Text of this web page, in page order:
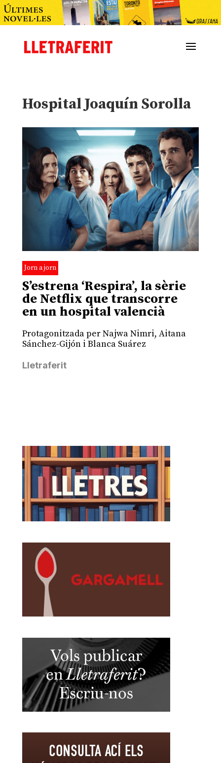
Hospital Joaquín Sorolla
Jorn a jorn
S’estrena ‘Respira’, la sèrie
de Netflix que transcorre
en un hospital valencià
Protagonitzada per Najwa Nimri, Aitana
Sánchez-Gijón i Blanca Suárez
Lletraferit